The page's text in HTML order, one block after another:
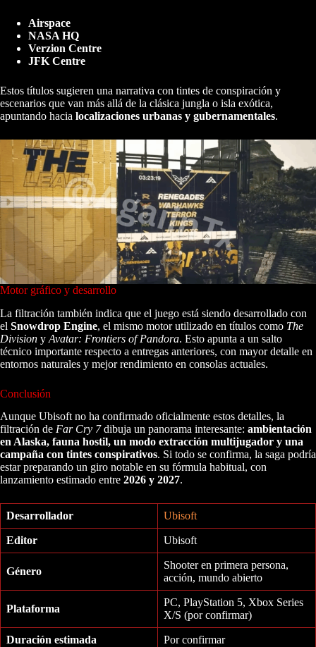
Airspace
NASA HQ
Verzion Centre
JFK Centre
Estos títulos sugieren una narrativa con tintes de conspiración y
escenarios que van más allá de la clásica jungla o isla exótica,
apuntando hacia localizaciones urbanas y gubernamentales.
Motor gráfico y desarrollo
La filtración también indica que el juego está siendo desarrollado con
el Snowdrop Engine, el mismo motor utilizado en títulos como The
Division y Avatar: Frontiers of Pandora. Esto apunta a un salto
técnico importante respecto a entregas anteriores, con mayor detalle en
entornos naturales y mejor rendimiento en consolas actuales.
Conclusión
Aunque Ubisoft no ha confirmado oficialmente estos detalles, la
filtración de Far Cry 7dibuja un panorama interesante: ambientación
en Alaska, fauna hostil, un modo extracción multijugador y una
campaña con tintes conspirativos. Si todo se confirma, la saga podría
estar preparando un giro notable en su fórmula habitual, con
lanzamiento estimado entre 2026 y 2027.
Desarrollador Ubisoft
Editor Ubisoft
Género
Shooter en primera persona,
acción, mundo abierto
Plataforma
PC, PlayStation 5, Xbox Series
X/S (por confirmar)
Duración estimada Por confirmar